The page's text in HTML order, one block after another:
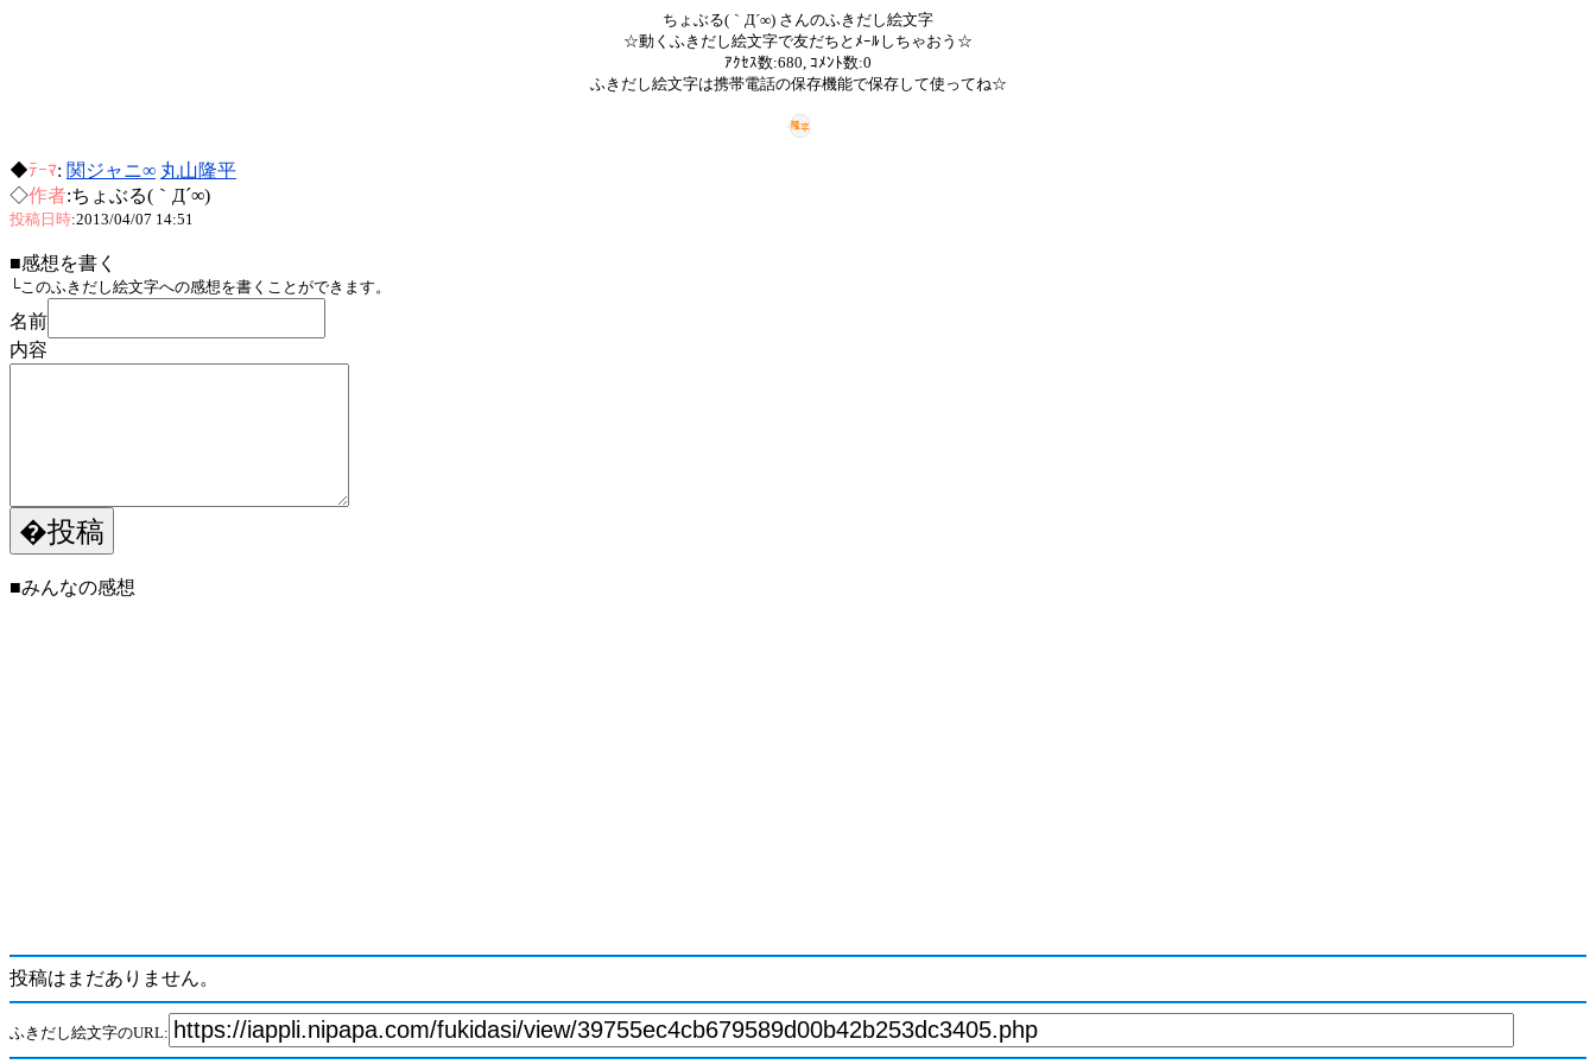
ちょぶる(｀Д´∞) さんのふきだし絵文字
☆動くふきだし絵文字で友だちとﾒｰﾙしちゃおう☆
ｱｸｾｽ数:680, ｺﾒﾝﾄ数:0
ふきだし絵文字は携帯電話の保存機能で保存して使ってね☆
◆ﾃｰﾏ: 関ジャニ∞ 丸山隆平
◇作者:ちょぶる(｀Д´∞)
投稿日時:2013/04/07 14:51
■感想を書く
└このふきだし絵文字への感想を書くことができます。
名前
内容
■みんなの感想
投稿はまだありません。
ふきだし絵文字のURL: